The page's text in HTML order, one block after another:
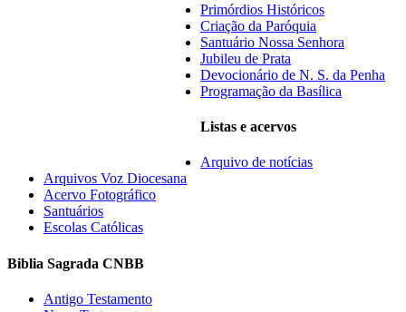
Primórdios Históricos
Criação da Paróquia
Santuário Nossa Senhora
Jubileu de Prata
Devocionário de N. S. da Penha
Programação da Basílica
Listas e acervos
Arquivo de notícias
Arquivos Voz Diocesana
Acervo Fotográfico
Santuários
Escolas Católicas
Biblia Sagrada CNBB
Antigo Testamento